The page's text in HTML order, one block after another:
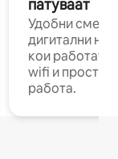
патуваат
Удобни
дигитални
кои работат
wifi и
работа.